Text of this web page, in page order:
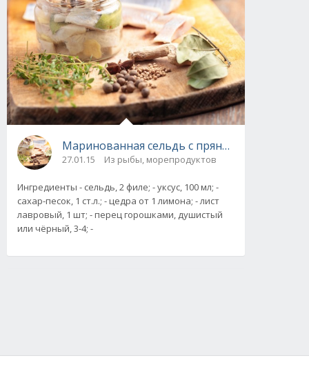
Маринованная сельдь с пряностями. Рецепт
27.01.15 Из рыбы, морепродуктов
Ингредиенты - сельдь, 2 филе; - уксус, 100 мл; -
сахар-песок, 1 ст.л.; - цедра от 1 лимона; - лист
лавровый, 1 шт; - перец горошками, душистый
или чёрный, 3-4; -